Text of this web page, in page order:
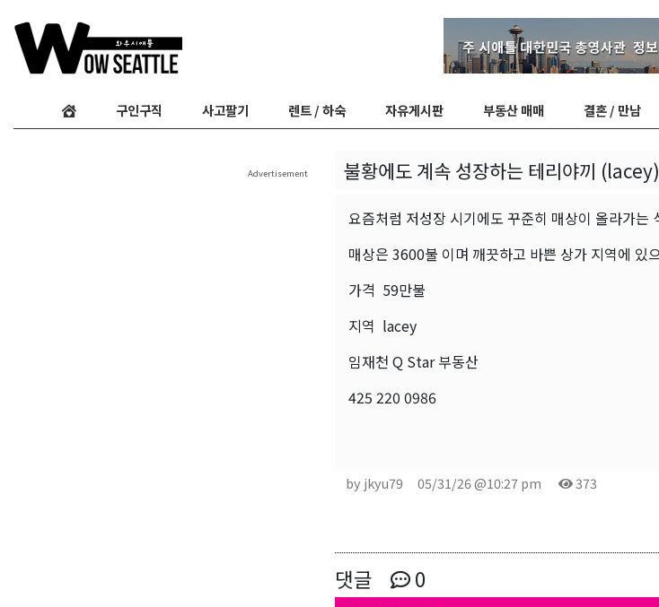
구인구직 사고팔기 렌트 / 하숙 자유게시판 부동산 매매 결혼 / 만남
Advertisement 불황에도 계속 성장하는 테리야끼 (lacey)
요즘처럼 저성장 시기에도 꾸준히 매상이 올라가는
매상은 3600불 이며 깨끗하고 바쁜 상가 지역에 있
가격 59만불
지역 lacey
임재천 Q Star 부동산
425 220 0986
by jkyu79 05/31/26 @10:27 pm 373
댓글 0